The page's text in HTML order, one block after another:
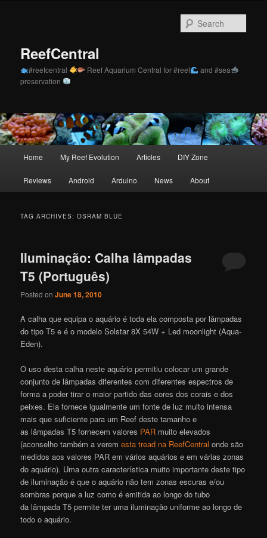
ReefCentral
#reefcentral Reef Aquarium Central for #reef
and #sea
preservation
Home My Reef Evolution Articles DIY Zone
Reviews Android Arduino News About
TAG ARCHIVES:OSRAM BLUE
Iluminação: Calha lâmpadas
T5 (Português)
Posted onJune 18, 2010
A calha que equipa o aquário é toda ela composta por lâmpadas
do tipo T5 e é o modelo Solstar 8X 54W + Led moonlight (Aqua-
Eden).
O uso desta calha neste aquário permitiu colocar um grande
conjunto de lâmpadas diferentes com diferentes espectros de
forma a poder tirar o maior partido das cores dos corais e dos
peixes. Ela fornece igualmente um fonte de luz muito intensa
mais que suficiente para um Reef deste tamanho e
as lâmpadas T5 fornecem valores PAR muito elevados
(aconselho também a veremesta tread na ReefCentral onde são
medidos aos valores PAR em vários aquários e em várias zonas
do aquário). Uma outra característica muito importante deste tipo
de iluminação é que o aquário não tem zonas escuras e/ou
sombras porque a luz como é emitida ao longo do tubo
da lâmpada T5 permite ter uma iluminação uniforme ao longo de
todo o aquário.